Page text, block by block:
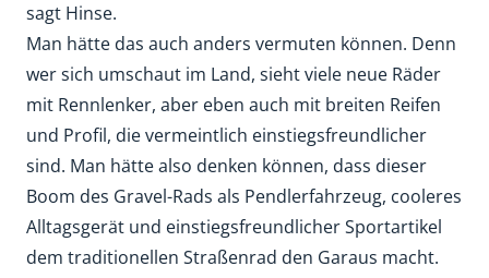
sagt Hinse.
Man hätte das auch anders vermuten können. Denn
wer sich umschaut im Land, sieht viele neue Räder
mit Rennlenker, aber eben auch mit breiten Reifen
und Profil, die vermeintlich einstiegsfreundlicher
sind. Man hätte also denken können, dass dieser
Boom des Gravel-Rads als Pendlerfahrzeug, cooleres
Alltagsgerät und einstiegsfreundlicher Sportartikel
dem traditionellen Straßenrad den Garaus macht.